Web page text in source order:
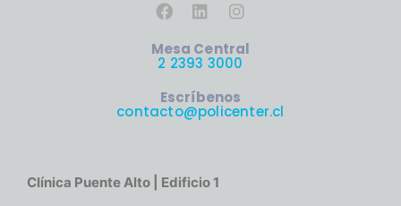
Mesa Central
2 2393 3000
Escríbenos
contacto@policenter.cl
Clínica Puente Alto | Edificio 1